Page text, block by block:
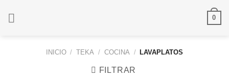
0
INICIO / TEKA / COCINA / LAVAPLATOS
FILTRAR